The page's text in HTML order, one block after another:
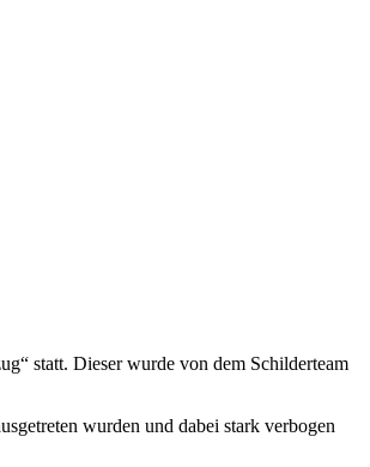
statt. Dieser wurde von dem Schilderteam
wurden und dabei stark verbogen